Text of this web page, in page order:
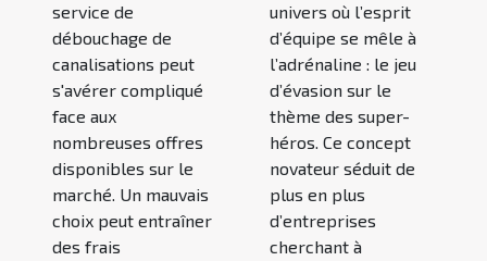
service de
débouchage de
canalisations peut
s'avérer compliqué
face aux
nombreuses offres
disponibles sur le
marché. Un mauvais
choix peut entraîner
des frais
univers où l’esprit
d’équipe se mêle à
l’adrénaline : le jeu
d’évasion sur le
thème des super-
héros. Ce concept
novateur séduit de
plus en plus
d’entreprises
cherchant à